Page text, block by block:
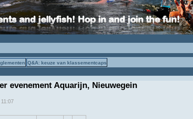
Q&A: keuze van klassementcaps
evenement Aquarijn, Nieuwegein